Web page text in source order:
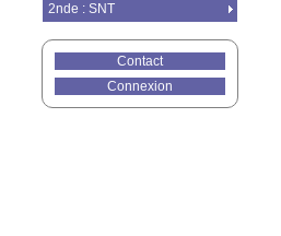
2nde : SNT
Contact
Connexion